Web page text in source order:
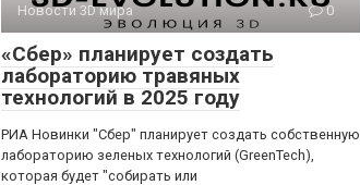
Новости 3D мира 0
«Сбер» планирует создать
лабораторию травяных
технологий в 2025 году
РИА Новинки "Сбер" планирует создать собственную
лабораторию зеленых технологий (GreenTech),
которая будет "собирать или